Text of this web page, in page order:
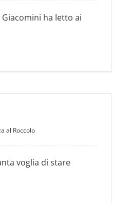
ha letto ai
al Roccolo
voglia di stare